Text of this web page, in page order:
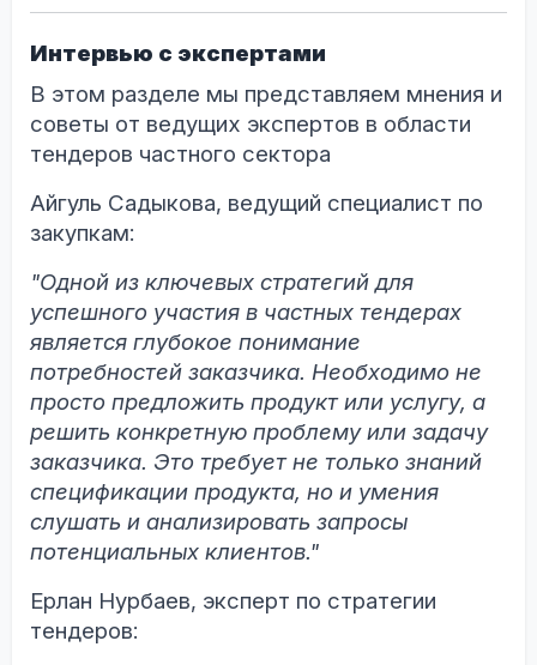
Интервью с экспертами
В этом разделе мы представляем мнения и
советы от ведущих экспертов в области
тендеров частного сектора
Айгуль Садыкова, ведущий специалист по
закупкам:
"Одной из ключевых стратегий для
успешного участия в частных тендерах
является глубокое понимание
потребностей заказчика. Необходимо не
просто предложить продукт или услугу, а
решить конкретную проблему или задачу
заказчика. Это требует не только знаний
спецификации продукта, но и умения
слушать и анализировать запросы
потенциальных клиентов."
Ерлан Нурбаев, эксперт по стратегии
тендеров: